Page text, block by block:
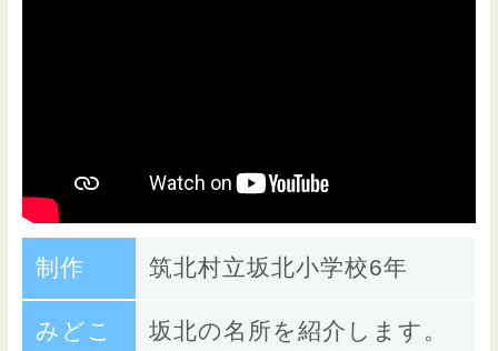
制作 筑北村立坂北小学校6年
みどこ
坂北の名所を紹介します。